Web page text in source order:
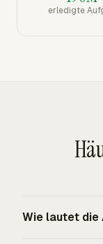
erledigte
Wie lautet die